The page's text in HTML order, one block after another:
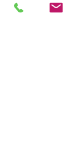
Data